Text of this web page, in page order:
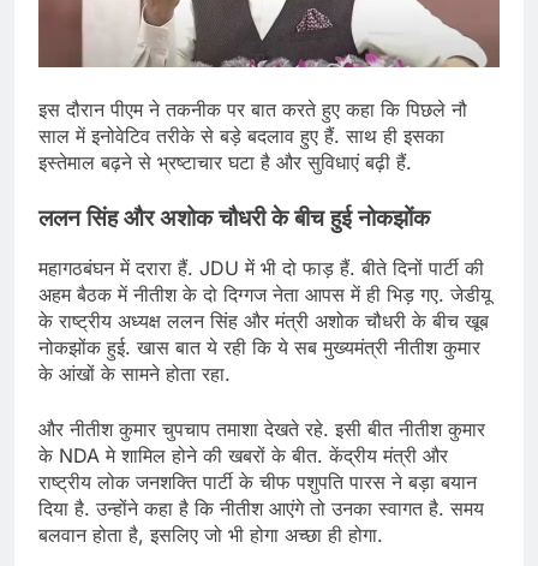
इस दौरान पीएम ने तकनीक पर बात करते हुए कहा कि पिछले नौ
साल में इनोवेटिव तरीके से बड़े बदलाव हुए हैं. साथ ही इसका
इस्तेमाल बढ़ने से भ्रष्टाचार घटा है और सुविधाएं बढ़ी हैं.
ललन सिंह और अशोक चौधरी के बीच हुई नोकझोंक
महागठबंघन में दरारा हैं. JDU में भी दो फाड़ हैं. बीते दिनों पार्टी की
अहम बैठक में नीतीश के दो दिग्गज नेता आपस में ही भिड़ गए. जेडीयू
के राष्ट्रीय अध्यक्ष ललन सिंह और मंत्री अशोक चौधरी के बीच खूब
नोकझोंक हुई. खास बात ये रही कि ये सब मुख्यमंत्री नीतीश कुमार
के आंखों के सामने होता रहा.
और नीतीश कुमार चुपचाप तमाशा देखते रहे. इसी बीत नीतीश कुमार
के NDA मे शामिल होने की खबरों के बीत. केंद्रीय मंत्री और
राष्ट्रीय लोक जनशक्ति पार्टी के चीफ पशुपति पारस ने बड़ा बयान
दिया है. उन्होंने कहा है कि नीतीश आएंगे तो उनका स्वागत है. समय
बलवान होता है, इसलिए जो भी होगा अच्छा ही होगा.